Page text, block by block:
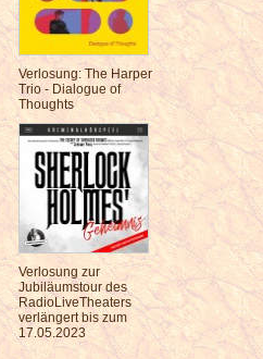
Verlosung: The Harper
Trio - Dialogue of
Thoughts
Verlosung zur
Jubiläumstour des
RadioLiveTheaters
verlängert bis zum
17.05.2023